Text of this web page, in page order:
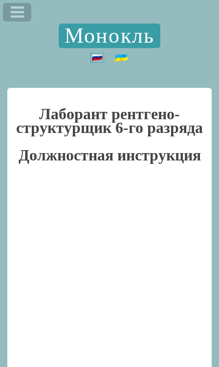
Монокль
Лаборант рентгено-
структурщик 6-го разряда
Должностная инструкция